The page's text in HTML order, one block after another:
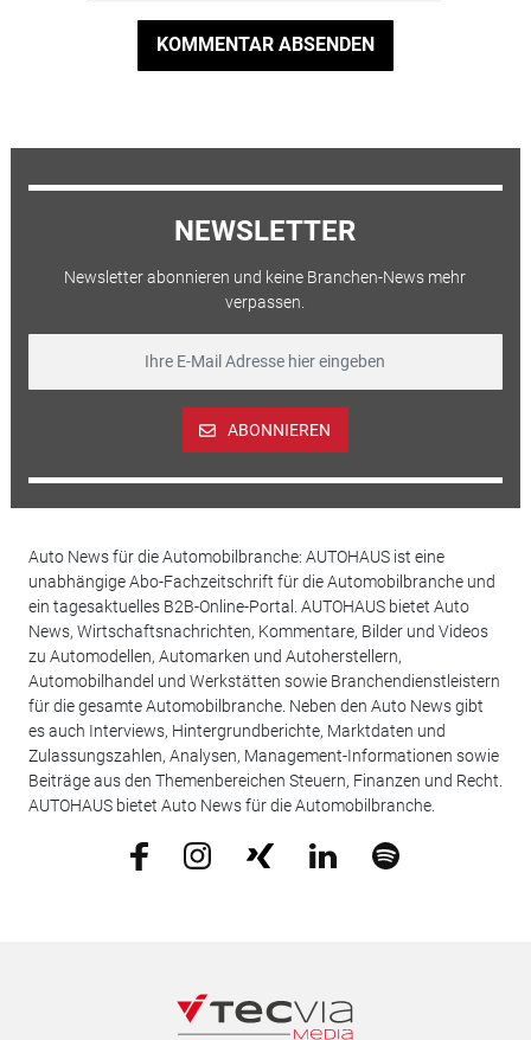
KOMMENTAR ABSENDEN
NEWSLETTER
Newsletter abonnieren und keine Branchen-News mehr
verpassen.
ABONNIEREN
Auto News für die Automobilbranche: AUTOHAUS ist eine
unabhängige Abo-Fachzeitschrift für die Automobilbranche und
ein tagesaktuelles B2B-Online-Portal. AUTOHAUS bietet Auto
News, Wirtschaftsnachrichten, Kommentare, Bilder und Videos
zu Automodellen, Automarken und Autoherstellern,
Automobilhandel und Werkstätten sowie Branchendienstleistern
für die gesamte Automobilbranche. Neben den Auto News gibt
es auch Interviews, Hintergrundberichte, Marktdaten und
Zulassungszahlen, Analysen, Management-Informationen sowie
Beiträge aus den Themenbereichen Steuern, Finanzen und Recht.
AUTOHAUS bietet Auto News für die Automobilbranche.